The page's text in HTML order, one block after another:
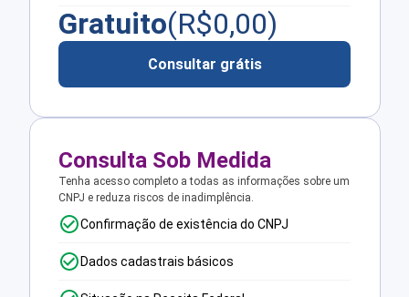
Gratuito(R$0,00)
Consultar grátis
Consulta Sob Medida
Tenha acesso completo a todas as informações sobre um
CNPJ e reduza riscos de inadimplência.
Confirmação de existência do CNPJ
Dados cadastrais básicos